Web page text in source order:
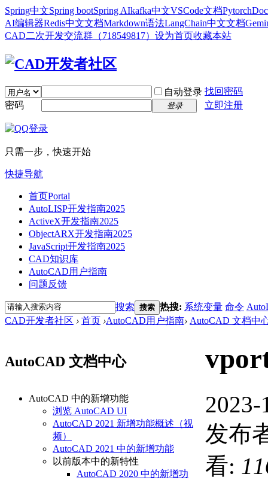
Spring中文Spring bootSpring AIkafka中文VSCode文档Pytorch
AI编辑器Redis中文文档Markdown语法LangChain中文文档
CAD二次开发交流群（718549817） 设为首页收藏本站
自动登录 找回密码
密码
登录 立即注册
只需一步，快速开始
快捷导航
首页Portal
AutoLISP开发指南2025
ActiveX开发指南2025
ObjectARX开发指南2025
JavaScript开发指南2025
CAD知识库
AutoCAD用户指南
问题反馈
搜索 搜索 热搜: 系统变量 命令
CAD开发者社区 › 首页 ›AutoCAD用户指南› AutoCAD 文档中
AutoCAD 文档中心
AutoCAD 中的新增功能
浏览 AutoCAD UI
AutoCAD 2021 新增功能概述（视
频）
AutoCAD 2021 中的新增功能
以前版本中的新特性
AutoCAD 2020 中的新增功
2023-
发布
看: